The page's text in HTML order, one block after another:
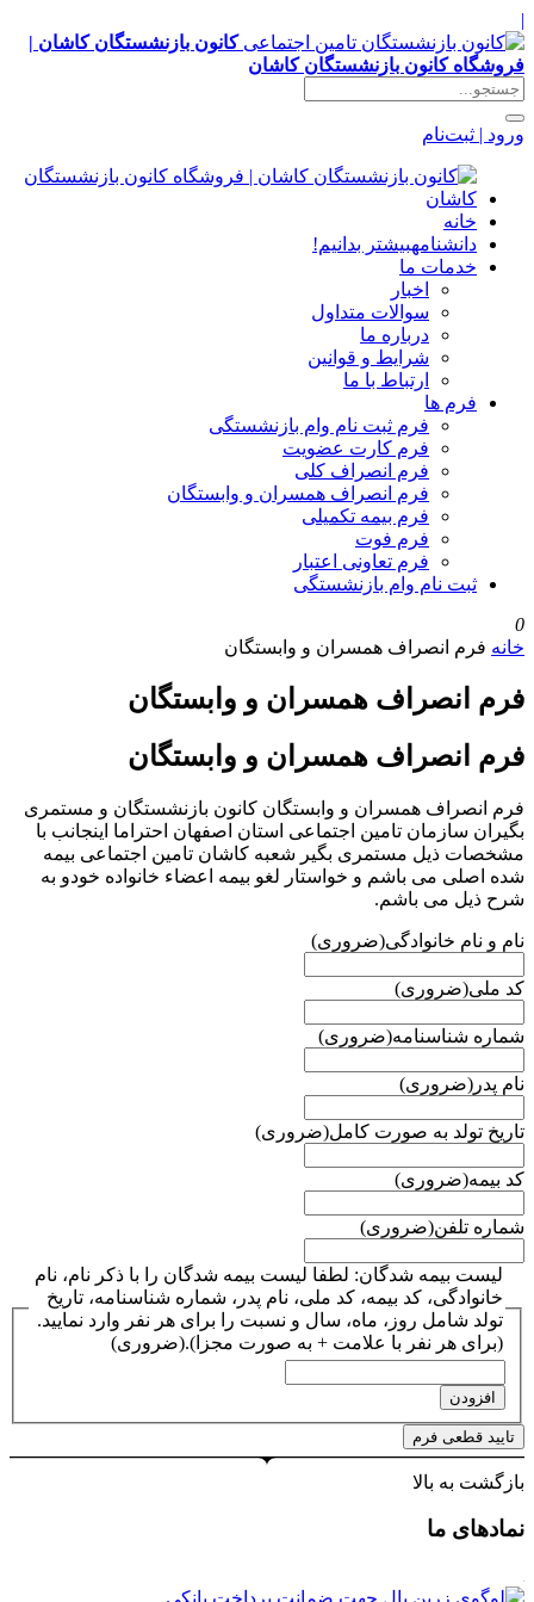
|
کانون بازنشستگان کاشان |
فروشگاه کانون بازنشستگان کاشان
ورود | ثبت‌نام
خانه
دانشنامهبیشتر بدانیم!
خدمات ما
اخبار
سوالات متداول
درباره ما
شرایط و قوانین
ارتباط با ما
فرم ها
فرم ثبت نام وام بازنشستگی
فرم کارت عضویت
فرم انصراف کلی
فرم انصراف همسران و وابستگان
فرم بیمه تکمیلی
فرم فوت
فرم تعاونی اعتبار
ثبت نام وام بازنشستگی
0
خانه فرم انصراف همسران و وابستگان
فرم انصراف همسران و وابستگان
فرم انصراف همسران و وابستگان
فرم انصراف همسران و وابستگان کانون بازنشستگان و مستمری
بگیران سازمان تامین اجتماعی استان اصفهان احتراما اینجانب با
مشخصات ذیل مستمری بگیر شعبه کاشان تامین اجتماعی بیمه
شده اصلی می باشم و خواستار لغو بیمه اعضاء خانواده خودو به
شرح ذیل می باشم.
نام و نام خانوادگی(ضروری)
کد ملی(ضروری)
شماره شناسنامه(ضروری)
نام پدر (ضروری)
تاریخ تولد به صورت کامل(ضروری)
کد بیمه(ضروری)
شماره تلفن(ضروری)
لیست بیمه شدگان: لطفا لیست بیمه شدگان را با ذکر نام، نام
خانوادگی، کد بیمه، کد ملی، نام پدر، شماره شناسنامه، تاریخ
تولد شامل روز، ماه، سال و نسبت را برای هر نفر وارد نمایید.
(برای هر نفر با علامت + به صورت مجزا).(ضروری)
افزودن
بازگشت به بالا
نمادهای ما